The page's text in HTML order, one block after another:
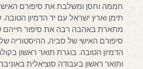
חממה וחסן ומשלבת את סיפורם
תימן וארץ ישראל עם יד הדמיון
מתארת באהבה רבה את סיפור
סיפורם האישי של סביה, ההיסטוריה
הדמיון הטובה. בוגרת תואר ראשון
ותואר ראשון בעבודה סוציאלית